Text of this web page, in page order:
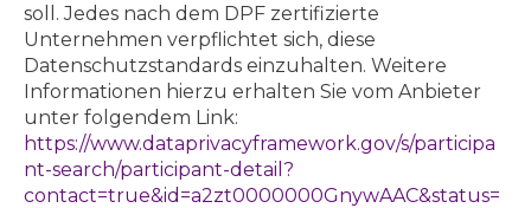
soll. Jedes nach dem DPF zertifizierte
Unternehmen verpflichtet sich, diese
Datenschutzstandards einzuhalten. Weitere
Informationen hierzu erhalten Sie vom Anbieter
unter folgendem Link:
https://www.dataprivacyframework.gov/s/participa
nt-search/participant-detail?
contact=true&id=a2zt0000000GnywAAC&status=